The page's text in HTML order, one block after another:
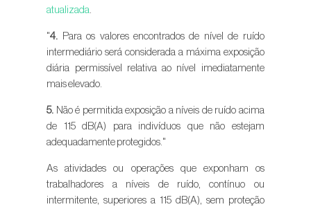
atualizada.
"4. Para os valores encontrados de nível de ruído
intermediário será considerada a máxima exposição
diária permissível relativa ao nível imediatamente
mais elevado.
5. Não é permitida exposição a níveis de ruído acima
de 115 dB(A) para indivíduos que não estejam
adequadamente protegidos."
As atividades ou operações que exponham os
trabalhadores a níveis de ruído, contínuo ou
intermitente, superiores a 115 dB(A), sem proteção